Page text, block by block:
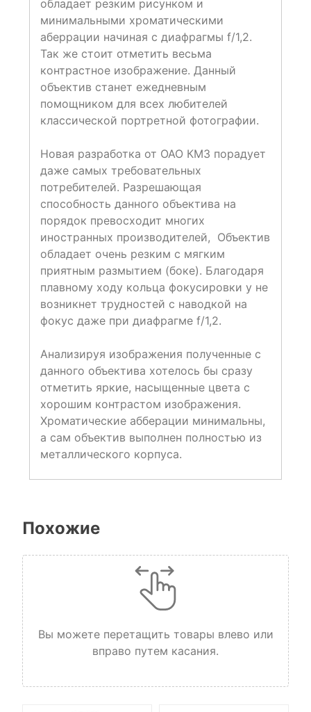
обладает резким рисунком и
минимальными хроматическими
аберрации начиная с диафрагмы f/1,2.
Так же стоит отметить весьма
контрастное изображение. Данный
объектив станет ежедневным
помощником для всех любителей
классической портретной фотографии.
Новая разработка от ОАО КМЗ порадует
даже самых требовательных
потребителей. Разрешающая
способность данного объектива на
порядок превосходит многих
иностранных производителей, Объектив
обладает очень резким с мягким
приятным размытием (боке). Благодаря
плавному ходу кольца фокусировки у не
возникнет трудностей с наводкой на
фокус даже при диафрагме f/1,2.
Анализируя изображения полученные с
данного объектива хотелось бы сразу
отметить яркие, насыщенные цвета с
хорошим контрастом изображения.
Хроматические абберации минимальны,
а сам объектив выполнен полностью из
металлического корпуса.
Похожие
Вы можете перетащить товары влево или
вправо путем касания.